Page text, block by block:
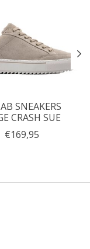
SNEAKERS
CRASH SUE
€169,95